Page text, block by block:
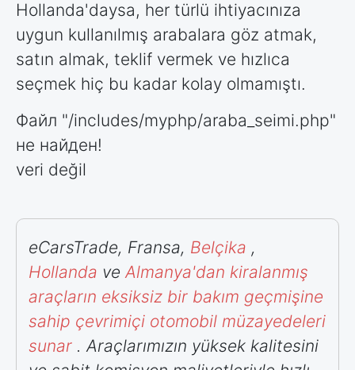
Hollanda'daysa, her türlü ihtiyacınıza
uygun kullanılmış arabalara göz atmak,
satın almak, teklif vermek ve hızlıca
seçmek hiç bu kadar kolay olmamıştı.
Файл "/includes/myphp/araba_seimi.php"
не найден!
veri değil
eCarsTrade, Fransa, Belçika ,
Hollanda veAlmanya'dan kiralanmış
araçların eksiksiz bir bakım geçmişine
sahip çevrimiçi otomobil müzayedeleri
sunar . Araçlarımızın yüksek kalitesini